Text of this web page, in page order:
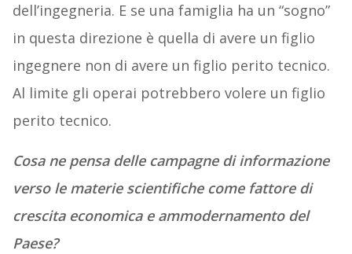
dell’ingegneria. E se una famiglia ha un “sogno”
in questa direzione è quella di avere un figlio
ingegnere non di avere un figlio perito tecnico.
Al limite gli operai potrebbero volere un figlio
perito tecnico.
Cosa ne pensa delle campagne di informazione
verso le materie scientifiche come fattore di
crescita economica e ammodernamento del
Paese?